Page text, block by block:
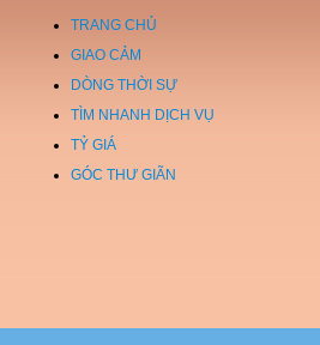
TRANG CHỦ
GIAO CẢM
DÒNG THỜI SỰ
TÌM NHANH DỊCH VỤ
TỶ GIÁ
GÓC THƯ GIÃN